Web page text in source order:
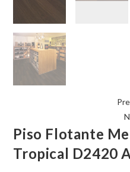
Piso Flotante
Tropical D2420